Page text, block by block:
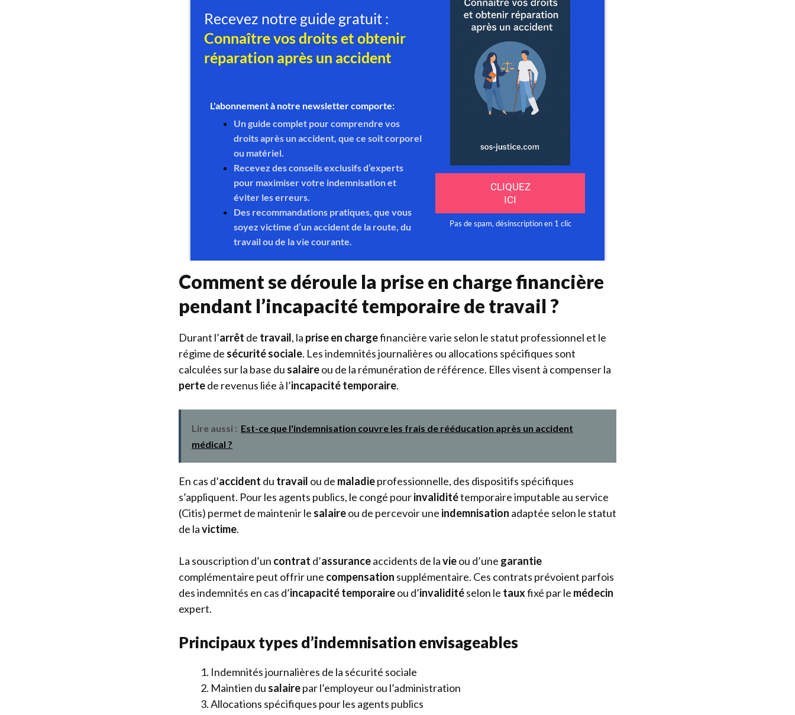
Comment se déroule la prise en charge financière
pendant l’incapacité temporaire de travail ?
Durant l’arrêt de travail, la prise en chargefinancière varie selon le statut professionnel et le
régime de sécurité sociale. Les indemnités journalières ou allocations spécifiques sont
calculées sur la base du salaireou de la rémunération de référence. Elles visent à compenser la
pertede revenus liée à l’incapacité temporaire.
Lire aussi : Est-ce que l'indemnisation couvre les frais de rééducation après un accident
médical ?
En cas d’accident du travail ou de maladieprofessionnelle, des dispositifs spécifiques
s’appliquent. Pour les agents publics, le congé pourinvaliditétemporaire imputable au service
(Citis) permet de maintenir le salaireou de percevoir une indemnisation adaptée selon le statut
de lavictime.
La souscription d’un contrat d’assuranceaccidents de lavieou d’une garantie
complémentaire peut offrir une compensation supplémentaire. Ces contrats prévoient parfois
des indemnités en cas d’incapacité temporaireou d’invaliditéselon le tauxfixé par le médecin
expert.
Principaux types d’indemnisation envisageables
Indemnités journalières de la sécurité sociale
Maintien du salairepar l’employeur ou l’administration
Allocations spécifiques pour les agents publics